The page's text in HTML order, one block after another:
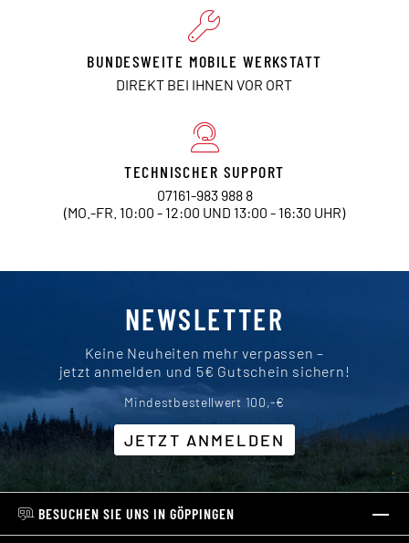
BUNDESWEITE MOBILE WERKSTATT
DIREKT BEI IHNEN VOR ORT
TECHNISCHER SUPPORT
07161-983 988 8
(MO.-FR. 10:00 - 12:00 UND 13:00 - 16:30 UHR)
NEWSLETTER
Keine Neuheiten mehr verpassen –
jetzt anmelden und 5€ Gutschein sichern!
Mindestbestellwert 100,-€
JETZT ANMELDEN
BESUCHEN SIE UNS IN GÖPPINGEN